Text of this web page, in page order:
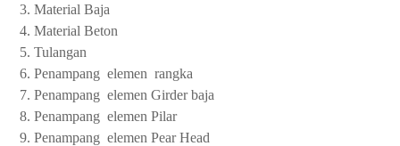
3. Material Baja
4. Material Beton
5. Tulangan
6. Penampang elemen rangka
7. Penampang elemen Girder baja
8. Penampang elemen Pilar
9. Penampang elemen Pear Head